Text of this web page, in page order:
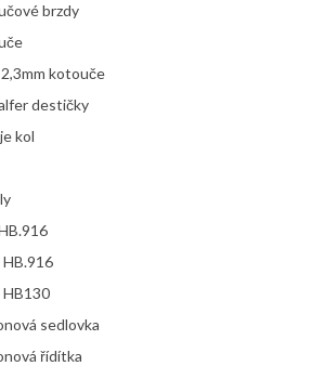
brzdy
kotouče
destičky
kol
HB.916
HB130
sedlovka
řídítka